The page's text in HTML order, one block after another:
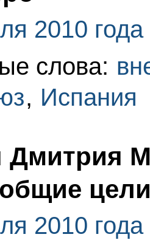
2010 года
слова:
, Испания
Дмитрия
2010 года